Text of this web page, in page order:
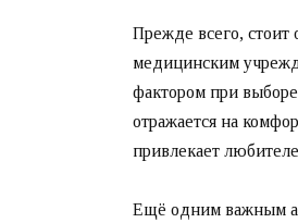
Прежде всего, стоит
медицинским
фактором при
отражается на
привлекает
Ещё одним важным